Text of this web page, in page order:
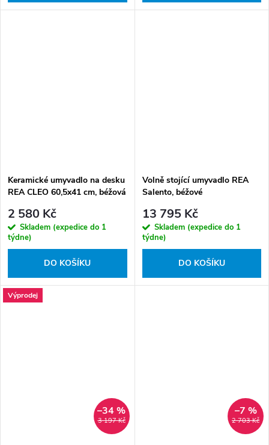
Keramické umyvadlo na desku
REA CLEO 60,5x41 cm, béžová
2 580 Kč
Skladem (expedice do 1
týdne)
DO KOŠÍKU
Volně stojící umyvadlo REA
Salento, béžové
13 795 Kč
Skladem (expedice do 1
týdne)
DO KOŠÍKU
Výprodej
3 197 Kč
–34 %
2 703 Kč
–7 %